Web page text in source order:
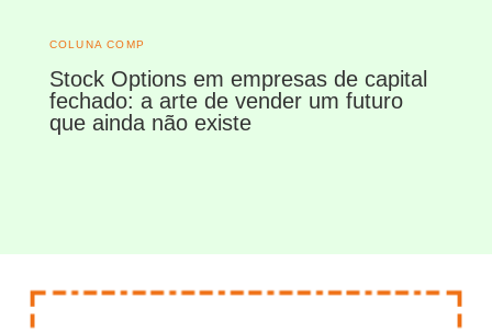
COLUNA COMP
Stock Options em empresas de capital
fechado: a arte de vender um futuro
que ainda não existe